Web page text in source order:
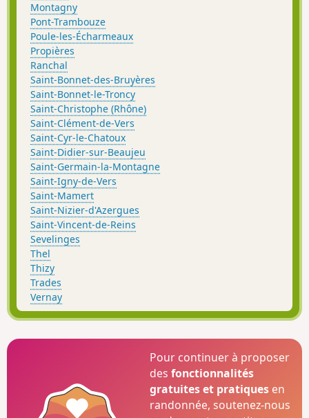
Montagny
Pont-Trambouze
Poule-les-Écharmeaux
Propières
Ranchal
Saint-Bonnet-des-Bruyères
Saint-Bonnet-le-Troncy
Saint-Christophe (Rhône)
Saint-Clément-de-Vers
Saint-Cyr-le-Chatoux
Saint-Didier-sur-Beaujeu
Saint-Germain-la-Montagne
Saint-Igny-de-Vers
Saint-Mamert
Saint-Nizier-d'Azergues
Saint-Vincent-de-Reins
Sevelinges
Thel
Thizy
Trades
Vernay
Pour continuer à proposer
desfonctionnalités
gratuites et pratiques en
randonnée, soutenez-nous